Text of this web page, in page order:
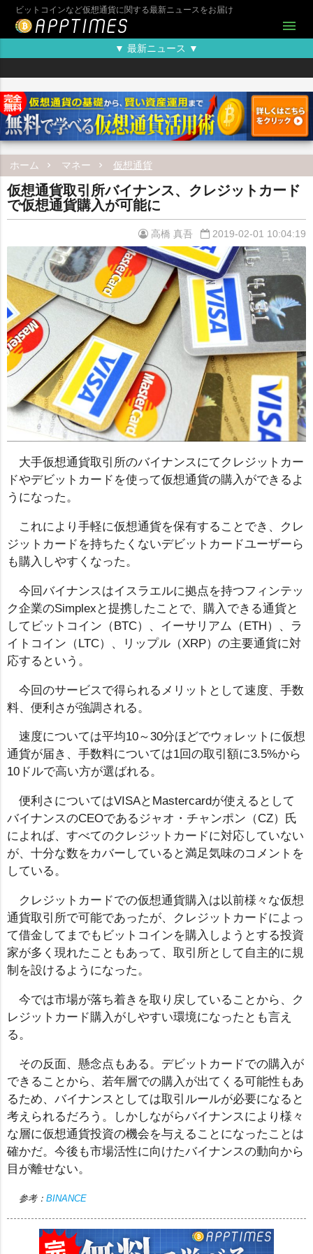
ビットコインなど仮想通貨に関する最新ニュースをお届け
menu
▼ 最新ニュース ▼
ホーム マネー 仮想通貨
仮想通貨取引所バイナンス、クレジットカード
で仮想通貨購入が可能に
高橋 真吾 2019-02-01 10:04:19
大手仮想通貨取引所のバイナンスにてクレジットカー
ドやデビットカードを使って仮想通貨の購入ができるよ
うになった。
これにより手軽に仮想通貨を保有することでき、クレ
ジットカードを持ちたくないデビットカードユーザーら
も購入しやすくなった。
今回バイナンスはイスラエルに拠点を持つフィンテッ
ク企業のSimplexと提携したことで、購入できる通貨と
してビットコイン（BTC）、イーサリアム（ETH）、ラ
イトコイン（LTC）、リップル（XRP）の主要通貨に対
応するという。
今回のサービスで得られるメリットとして速度、手数
料、便利さが強調される。
速度については平均10～30分ほどでウォレットに仮想
通貨が届き、手数料については1回の取引額に3.5%から
10ドルで高い方が選ばれる。
便利さについてはVISAとMastercardが使えるとして
バイナンスのCEOであるジャオ・チャンポン（CZ）氏
によれば、すべてのクレジットカードに対応していない
が、十分な数をカバーしていると満足気味のコメントを
している。
クレジットカードでの仮想通貨購入は以前様々な仮想
通貨取引所で可能であったが、クレジットカードによっ
て借金してまでもビットコインを購入しようとする投資
家が多く現れたこともあって、取引所として自主的に規
制を設けるようになった。
今では市場が落ち着きを取り戻していることから、ク
レジットカード購入がしやすい環境になったとも言え
る。
その反面、懸念点もある。デビットカードでの購入が
できることから、若年層での購入が出てくる可能性もあ
るため、バイナンスとしては取引ルールが必要になると
考えられるだろう。しかしながらバイナンスにより様々
な層に仮想通貨投資の機会を与えることになったことは
確かだ。今後も市場活性に向けたバイナンスの動向から
目が離せない。
参考： BINANCE